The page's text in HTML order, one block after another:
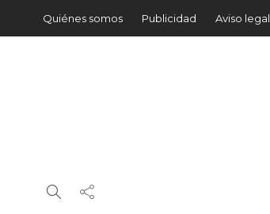
Quiénes somos Publicidad Aviso legal